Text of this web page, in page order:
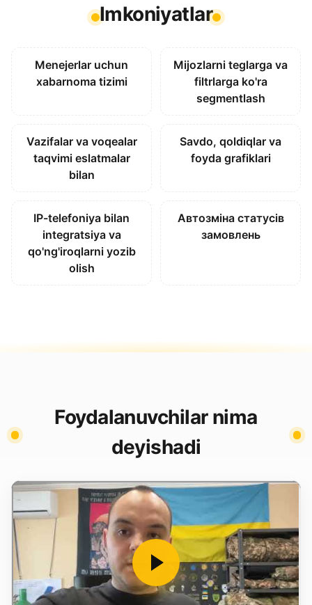
Imkoniyatlar
Menejerlar uchun
xabarnoma tizimi
Mijozlarni teglarga va
filtrlarga ko'ra
segmentlash
Vazifalar va voqealar
taqvimi eslatmalar
bilan
Savdo, qoldiqlar va
foyda grafiklari
IP-telefoniya bilan
integratsiya va
qo'ng'iroqlarni yozib
olish
Автозміна статусів
замовлень
Foydalanuvchilar nima
deyishadi